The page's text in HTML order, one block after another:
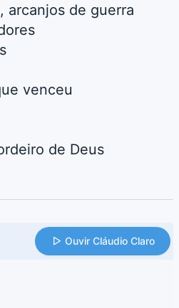
arcanjos de guerra
venceu
de Deus
Ouvir Cláudio Claro